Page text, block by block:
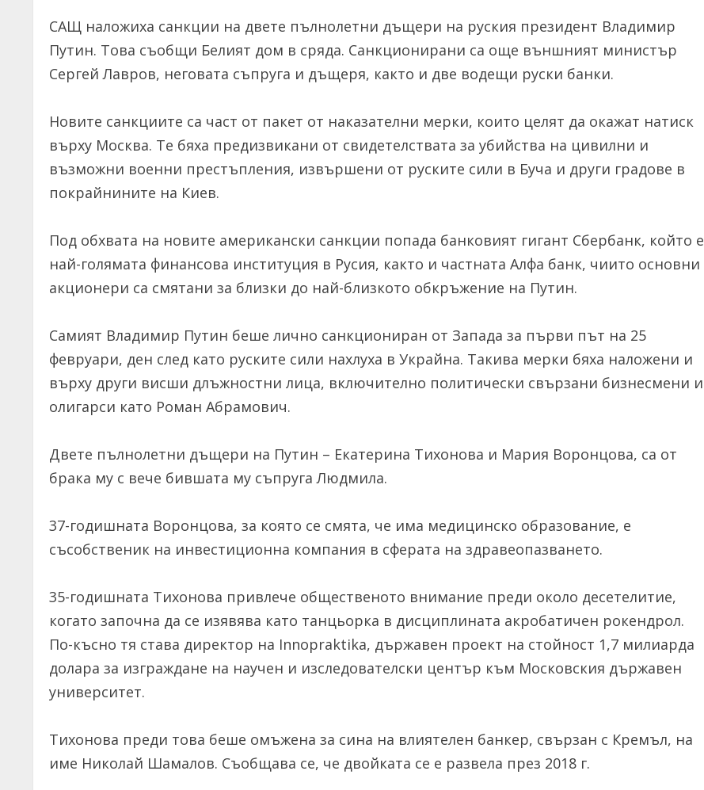
САЩ наложиха санкции на двете пълнолетни дъщери на руския президент Владимир
Путин. Това съобщи Белият дом в сряда. Санкционирани са още външният министър
Сергей Лавров, неговата съпруга и дъщеря, както и две водещи руски банки.
Новите санкциите са част от пакет от наказателни мерки, които целят да окажат натиск
върху Москва. Те бяха предизвикани от свидетелствата за убийства на цивилни и
възможни военни престъпления, извършени от руските сили в Буча и други градове в
покрайнините на Киев.
Под обхвата на новите американски санкции попада банковият гигант Сбербанк, който е
най-голямата финансова институция в Русия, както и частната Алфа банк, чиито основни
акционери са смятани за близки до най-близкото обкръжение на Путин.
Самият Владимир Путин беше лично санкциониран от Запада за първи път на 25
февруари, ден след като руските сили нахлуха в Украйна. Такива мерки бяха наложени и
върху други висши длъжностни лица, включително политически свързани бизнесмени и
олигарси като Роман Абрамович.
Двете пълнолетни дъщери на Путин – Екатерина Тихонова и Мария Воронцова, са от
брака му с вече бившата му съпруга Людмила.
37-годишната Воронцова, за която се смята, че има медицинско образование, е
съсобственик на инвестиционна компания в сферата на здравеопазването.
35-годишната Тихонова привлече общественото внимание преди около десетелитие,
когато започна да се изявява като танцьорка в дисциплината акробатичен рокендрол.
По-късно тя става директор на Innopraktika, държавен проект на стойност 1,7 милиарда
долара за изграждане на научен и изследователски център към Московския държавен
университет.
Тихонова преди това беше омъжена за сина на влиятелен банкер, свързан с Кремъл, на
име Николай Шамалов. Съобщава се, че двойката се е развела през 2018 г.